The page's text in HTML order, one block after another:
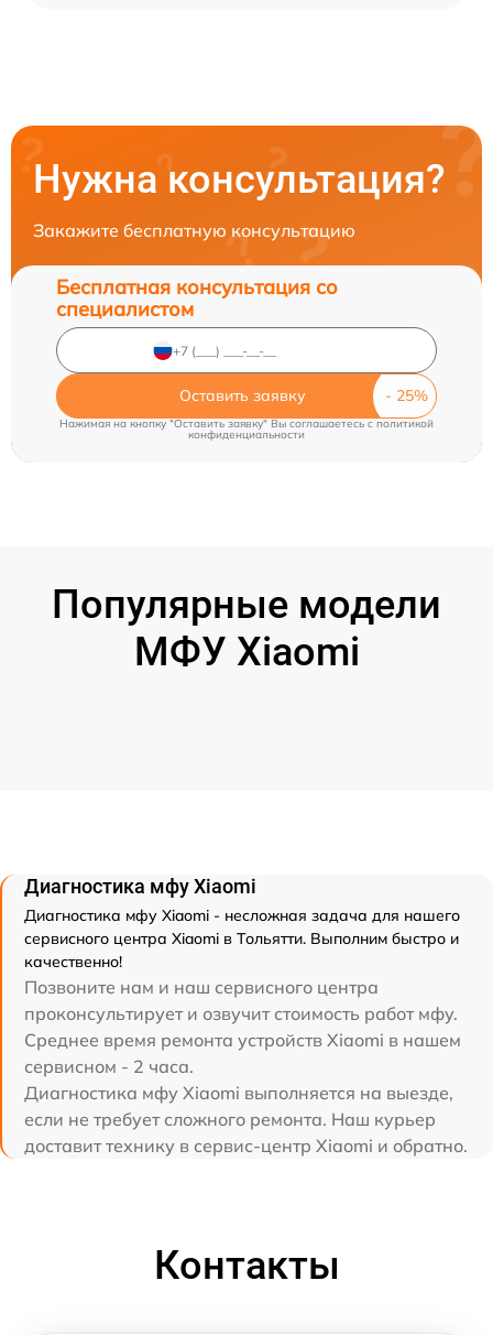
Нужна консультация?
Закажите бесплатную консультацию
Бесплатная консультация со
специалистом
Оставить заявку
Нажимая на кнопку "Оставить заявку" Вы соглашаетесь c политикой
конфиденциальности
Популярные модели
МФУ Xiaomi
Диагностика мфу Xiaomi
Диагностика мфу Xiaomi - несложная задача для нашего
сервисного центра Xiaomi в Тольятти. Выполним быстро и
качественно!
Позвоните нам и наш сервисного центра
проконсультирует и озвучит стоимость работ мфу.
Среднее время ремонта устройств Xiaomi в нашем
сервисном - 2 часа.
Диагностика мфу Xiaomi выполняется на выезде,
если не требует сложного ремонта. Наш курьер
доставит технику в сервис-центр Xiaomi и обратно.
Контакты